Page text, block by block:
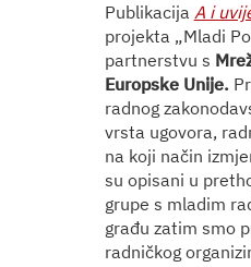
Publikacija A i
projekta „Mladi
partnerstvu s
Europske Unije.
radnog
vrsta ugovora,
na koji način
su opisani u
grupe s mladim
građu zatim smo
radničkog